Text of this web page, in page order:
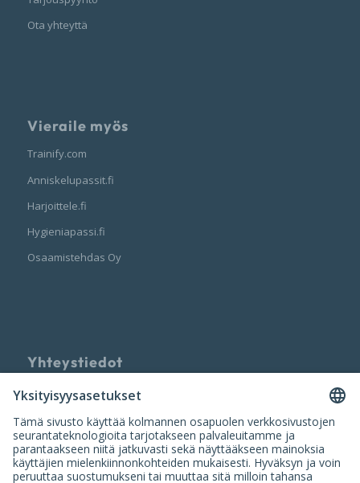
Ota yhteyttä
Vieraile myös
Trainify.com
Anniskelupassit.fi
Harjoittele.fi
Hygieniapassi.fi
Osaamistehdas Oy
Yhteystiedot
Palvelun tarjoaa
Nuumi Oy
info@nuumi.fi
P. 010 200 2250 (ark. 10-14)